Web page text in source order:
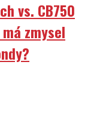
vs. CB750
zmysel